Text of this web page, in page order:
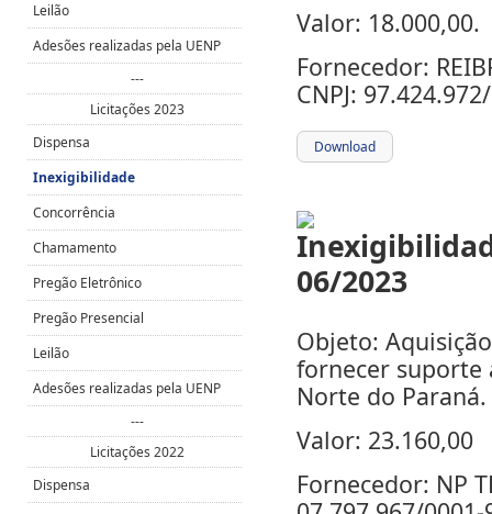
Valor: 18.000,00.
Fornecedor:
CNPJ:
Download
Objeto:
fornecer suporte
Norte do Paraná.
Valor: 23.160,00
Fornecedor: NP
Leilão
Adesões realizadas pela UENP
---
Licitações 2023
Dispensa
Inexigibilidade
Concorrência
Chamamento
Pregão Eletrônico
Pregão Presencial
Leilão
Adesões realizadas pela UENP
---
Licitações 2022
Dispensa